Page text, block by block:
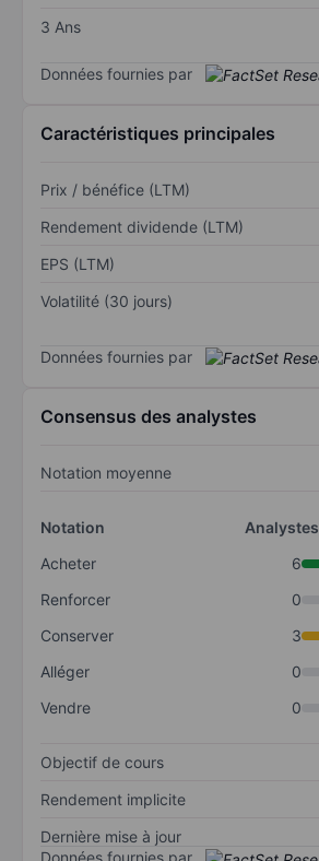
3 Ans
Données fournies par
Caractéristiques principales
Prix / bénéfice (LTM)
Rendement dividende (LTM)
EPS (LTM)
Volatilité (30 jours)
Données fournies par
Consensus des analystes
Notation moyenne
Notation
Analystes
Acheter
6
Renforcer
0
Conserver
3
Alléger
0
Vendre
0
Objectif de cours
Rendement implicite
Dernière mise à jour